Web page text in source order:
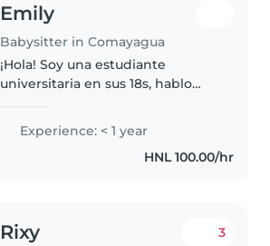
Emily
Babysitter in Comayagua
¡Hola! Soy una estudiante
universitaria en sus 18s, hablo
aventura como niñera. Tengo
experiencia cuidando niños en
Experience: < 1 year
HNL 100.00/hr
Rixy 3